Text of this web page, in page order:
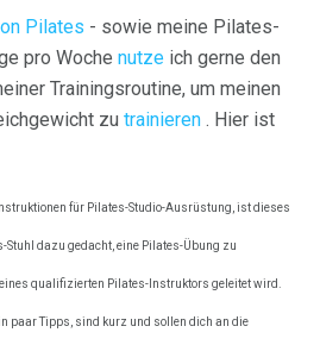
Pilates - sowie meine Pilates-
pro Woche nutze ich gerne den
Trainingsroutine, um meinen
zu trainieren . Hier ist
für Pilates-Studio-Ausrüstung, ist dieses
Stuhl dazu gedacht, eine Pilates-Übung zu
qualifizierten Pilates-Instruktors geleitet wird.
paar Tipps, sind kurz und sollen dich an die